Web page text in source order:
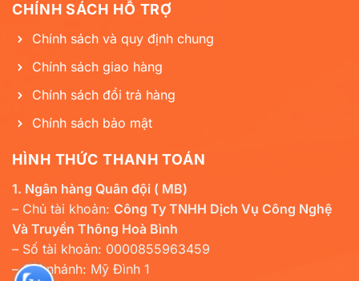
CHÍNH SÁCH HỖ TRỢ
Chính sách và quy định chung
Chính sách giao hàng
Chính sách đổi trả hàng
Chính sách bảo mật
HÌNH THỨC THANH TOÁN
1. Ngân hàng Quân đội ( MB)
– Chủ tài khoản: Công Ty TNHH Dịch Vụ Công Nghệ
Và Truyền Thông Hoà Bình
– Số tài khoản: 0000855963459
– Chi nhánh: Mỹ Đình 1